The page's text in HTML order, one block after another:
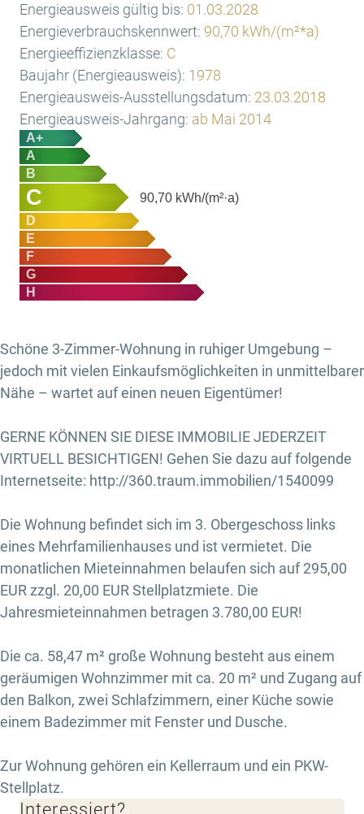
Energieausweis gültig bis: 01.03.2028
Energieverbrauchskennwert: 90,70 kWh/(m²*a)
Energieeffizienzklasse: C
Baujahr (Energieausweis): 1978
Energieausweis-Ausstellungsdatum: 23.03.2018
Energieausweis-Jahrgang: ab Mai 2014
A+
A
B
C 90,70 kWh/(m²·a)
D
E
F
G
H
Schöne 3-Zimmer-Wohnung in ruhiger Umgebung –
jedoch mit vielen Einkaufsmöglichkeiten in unmittelbarer
Nähe – wartet auf einen neuen Eigentümer!
GERNE KÖNNEN SIE DIESE IMMOBILIE JEDERZEIT
VIRTUELL BESICHTIGEN! Gehen Sie dazu auf folgende
Internetseite: http://360.traum.immobilien/1540099
Die Wohnung befindet sich im 3. Obergeschoss links
eines Mehrfamilienhauses und ist vermietet. Die
monatlichen Mieteinnahmen belaufen sich auf 295,00
EUR zzgl. 20,00 EUR Stellplatzmiete. Die
Jahresmieteinnahmen betragen 3.780,00 EUR!
Die ca. 58,47 m² große Wohnung besteht aus einem
geräumigen Wohnzimmer mit ca. 20 m² und Zugang auf
den Balkon, zwei Schlafzimmern, einer Küche sowie
einem Badezimmer mit Fenster und Dusche.
Zur Wohnung gehören ein Kellerraum und ein PKW-
Stellplatz.
Interessiert?